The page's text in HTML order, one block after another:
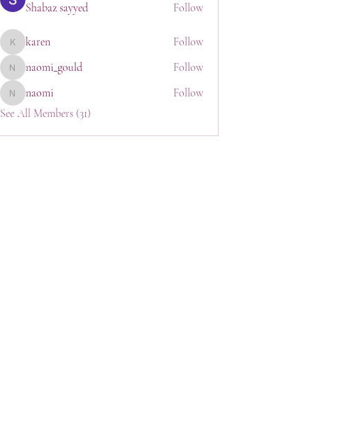
Shabaz sayyed Follow
karen
karen Follow
naomi_gould
naomi_gould Follow
naomi
naomi
Follow
See All Members (31)